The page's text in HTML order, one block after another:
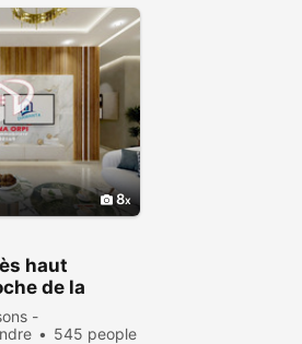
8
haut
de la
-
545 people